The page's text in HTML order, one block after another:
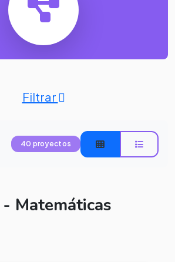
Filtrar
40 proyectos
Matemáticas